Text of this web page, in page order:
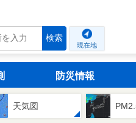
検索
現在地
防災情報
天気図